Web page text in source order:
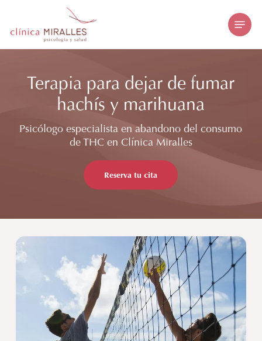
main
Menu
Terapia para dejar de fumar
hachís y marihuana
Psicólogo especialista en abandono del consumo
de THC en Clínica Miralles
Reserva tu cita